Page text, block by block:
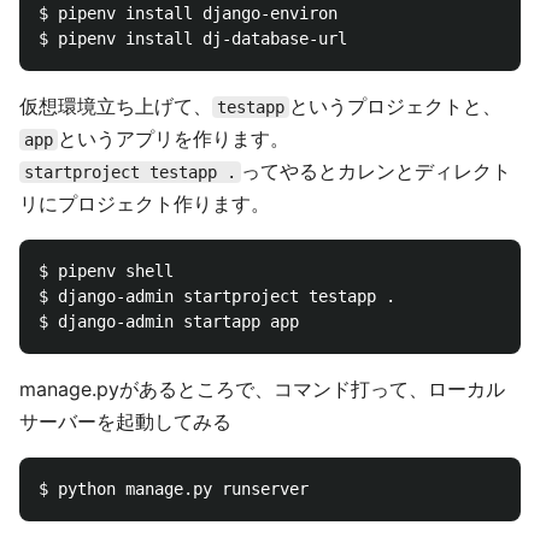
$ pipenv install django-environ
仮想環境立ち上げて、 testapp というプロジェクトと、
app というアプリを作ります。
startproject testapp . ってやるとカレンとディレクト
リにプロジェクト作ります。
$ pipenv shell
$ django-admin startproject testapp .
manage.pyがあるところで、コマンド打って、ローカル
サーバーを起動してみる